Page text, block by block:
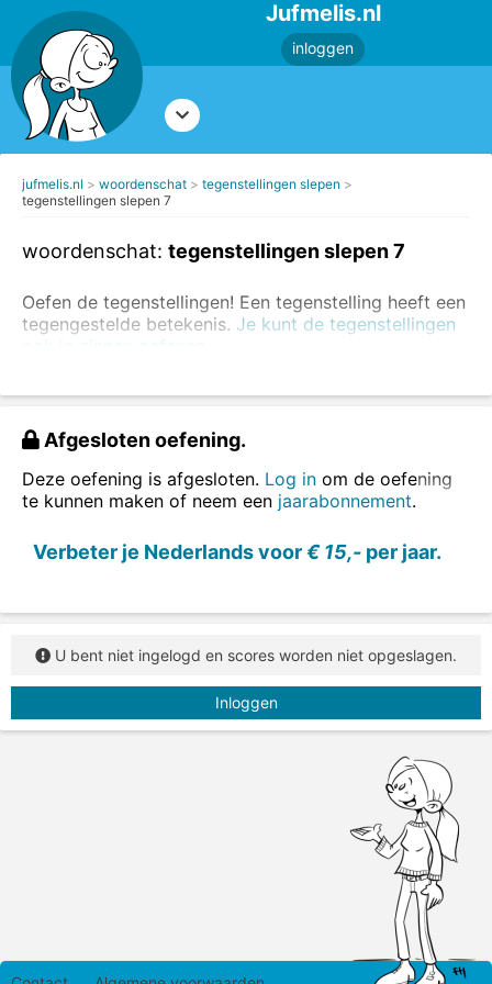
Jufmelis.nl
inloggen
jufmelis.nl woordenschat
tegenstellingen slepen
tegenstellingen slepen 7
woordenschat: tegenstellingen slepen 7
Oefen de tegenstellingen! Een tegenstelling heeft een
tegengestelde betekenis. Je kunt de tegenstellingen
ook in zinnen oefenen.
zwart - wit
komen - gaan
Sleep de tegenstellingen naar de juiste plaats.
Afgesloten oefening.
Deze oefening is afgesloten. Log in om de oefening
te kunnen maken of neem een jaarabonnement.
Verbeter je Nederlands voor€ 15,- per jaar.
U bent niet ingelogd en scores worden niet opgeslagen.
Inloggen